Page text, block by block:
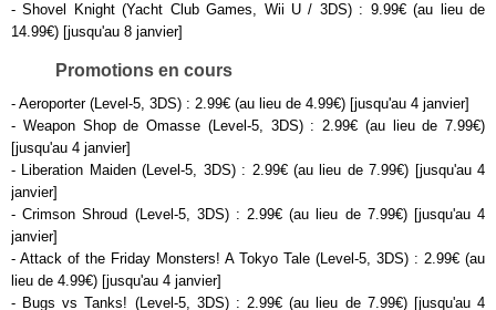
- Shovel Knight (Yacht Club Games, Wii U / 3DS) : 9.99€ (au lieu de
14.99€) [jusqu'au 8 janvier]
Promotions en cours
- Aeroporter (Level-5, 3DS) : 2.99€ (au lieu de 4.99€) [jusqu'au 4 janvier]
- Weapon Shop de Omasse (Level-5, 3DS) : 2.99€ (au lieu de 7.99€)
[jusqu'au 4 janvier]
- Liberation Maiden (Level-5, 3DS) : 2.99€ (au lieu de 7.99€) [jusqu'au 4
janvier]
- Crimson Shroud (Level-5, 3DS) : 2.99€ (au lieu de 7.99€) [jusqu'au 4
janvier]
- Attack of the Friday Monsters! A Tokyo Tale (Level-5, 3DS) : 2.99€ (au
lieu de 4.99€) [jusqu'au 4 janvier]
- Bugs vs Tanks! (Level-5, 3DS) : 2.99€ (au lieu de 7.99€) [jusqu'au 4